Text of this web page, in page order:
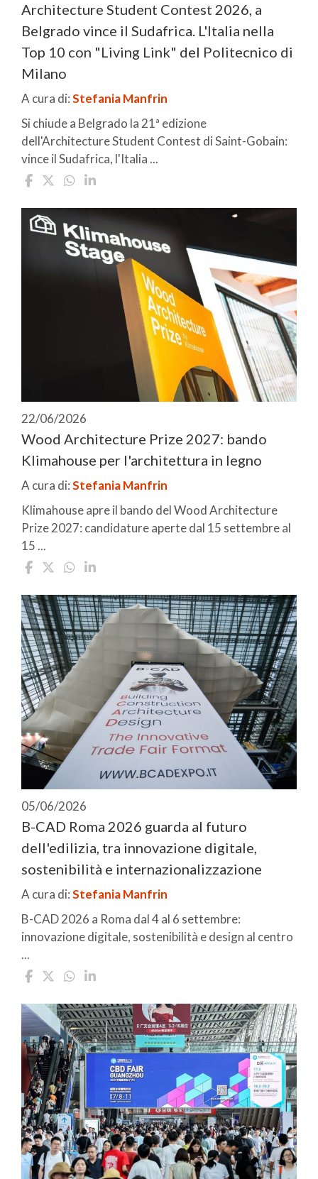
Architecture Student Contest 2026, a
Belgrado vince il Sudafrica. L'Italia nella
Top 10 con "Living Link" del Politecnico di
Milano
A cura di:Stefania Manfrin
Si chiude a Belgrado la 21ª edizione
dell'Architecture Student Contest di Saint-Gobain:
vince il Sudafrica, l'Italia ...
22/06/2026
Wood Architecture Prize 2027: bando
Klimahouse per l'architettura in legno
A cura di:Stefania Manfrin
Klimahouse apre il bando del Wood Architecture
Prize 2027: candidature aperte dal 15 settembre al
15 ...
05/06/2026
B-CAD Roma 2026 guarda al futuro
dell'edilizia, tra innovazione digitale,
sostenibilità e internazionalizzazione
A cura di:Stefania Manfrin
B-CAD 2026 a Roma dal 4 al 6 settembre:
innovazione digitale, sostenibilità e design al centro
...